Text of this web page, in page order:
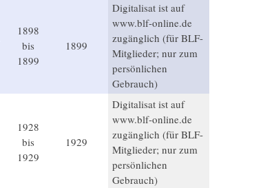
1898
bis
1899
1899
Digitalisat ist auf
www.blf-online.de
zugänglich (für BLF-
Mitglieder; nur zum
persönlichen
Gebrauch)
1928
bis
1929
1929
Digitalisat ist auf
www.blf-online.de
zugänglich (für BLF-
Mitglieder; nur zum
persönlichen
Gebrauch)